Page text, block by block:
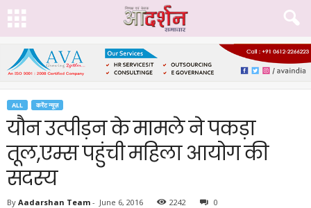
ALL करेंट न्यूज़
यौन उत्पीड़न के मामले ने पकड़ा
तूल,एम्स पहुंची महिला आयोग की
सदस्य
By Aadarshan Team - June 6, 2016 2242 0